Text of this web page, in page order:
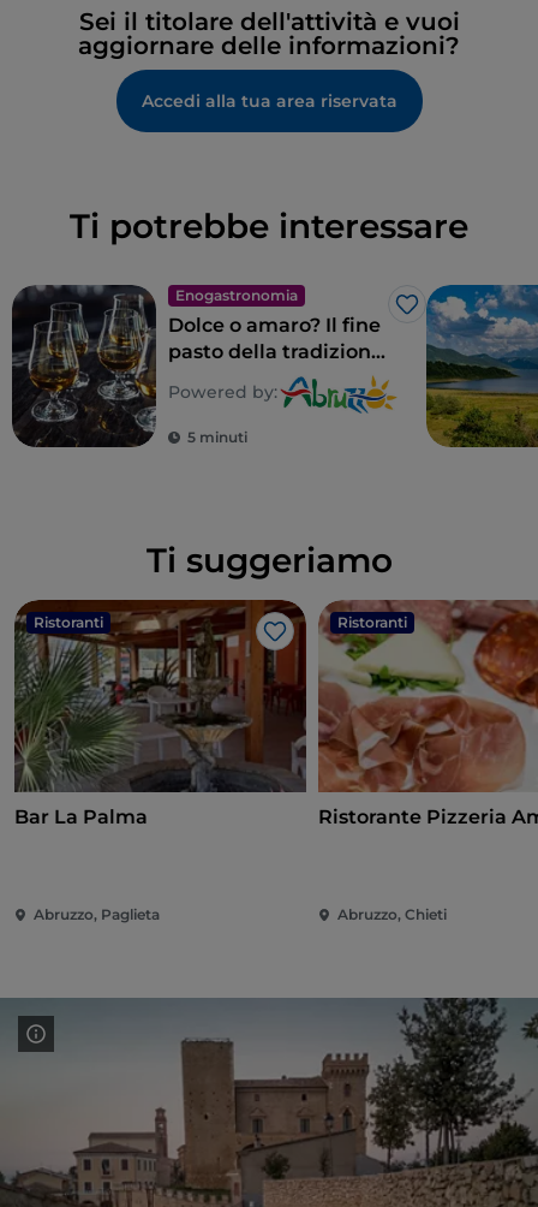
Sei il titolare dell'attività e vuoi
aggiornare delle informazioni?
Accedi alla tua area riservata
Ti potrebbe interessare
Enogastronomia
Like
Dolce o amaro? Il fine
pasto della tradizione
Powered by:
5 minuti
Ti suggeriamo
Ristoranti
Like
Bar La Palma
Abruzzo, Paglieta
Ristoranti
Ristorante Pizzeria
Abruzzo, Chieti